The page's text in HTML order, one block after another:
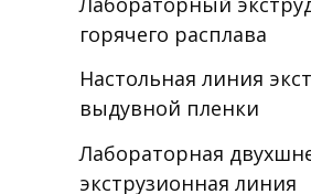
горячего расплава
Настольная линия
выдувной пленки
Лабораторная
экструзионная линия